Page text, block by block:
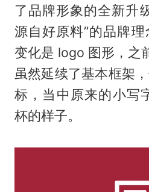
了品牌形象的全新升
源自好原料”的品牌
变化是 logo 图形，之
虽然延续了基本框架
标，当中原来的小写
杯的样子。